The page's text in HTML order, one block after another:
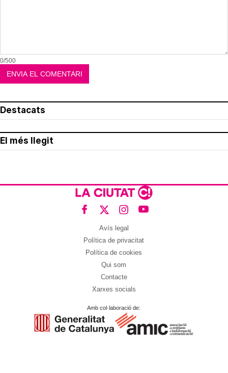
0/500
Destacats
El més llegit
Avís legal
Política de privacitat
Política de cookies
Qui som
Contacte
Xarxes socials
Amb col·laboració de: